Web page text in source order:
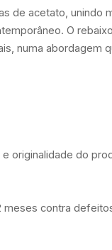
de acetato, unindo
O
numa abordagem
originalidade do
meses contra